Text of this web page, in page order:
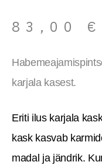
83,00 €
karjala kasest.
Eriti ilus karjala
kask kasvab
madal ja jändrik.